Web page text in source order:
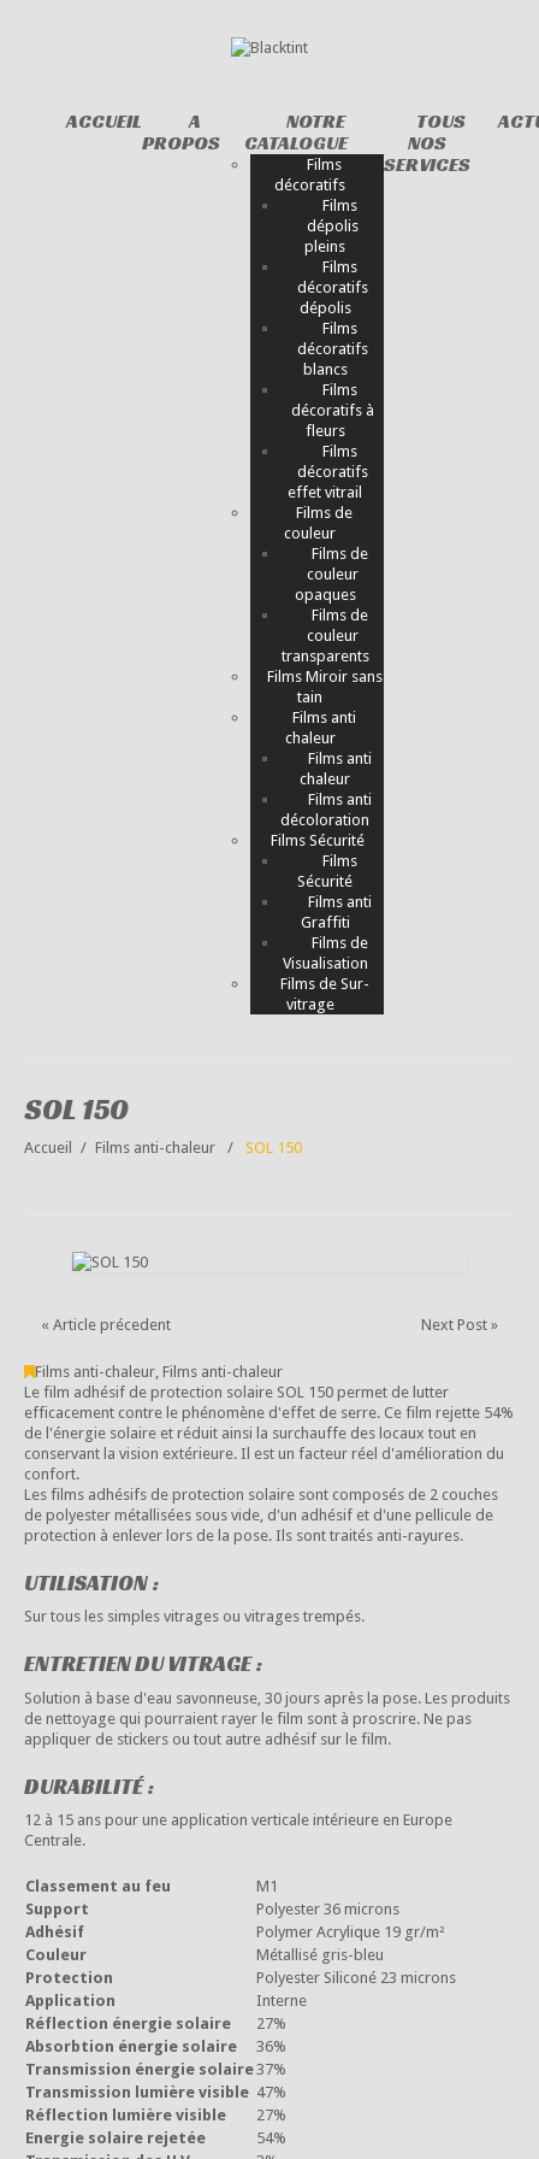
ACCUEIL
A
PROPOS
NOTRE
CATALOGUE
Films
décoratifs
Films
dépolis
pleins
Films
décoratifs
dépolis
Films
décoratifs
blancs
Films
décoratifs à
fleurs
Films
décoratifs
effet vitrail
Films de
couleur
Films de
couleur
opaques
Films de
couleur
transparents
Films Miroir sans
tain
Films anti
chaleur
Films anti
chaleur
Films anti
décoloration
Films Sécurité
Films
Sécurité
Films anti
Graffiti
Films de
Visualisation
Films de Sur-
vitrage
TOUS
NOS
SERVICES
SOL 150
Accueil Films anti-chaleur SOL 150
« Article précedent Next Post »
Films anti-chaleur Films anti-chaleur
Le film adhésif de protection solaire SOL 150 permet de lutter
efficacement contre le phénomène d'effet de serre. Ce film rejette 54%
de l'énergie solaire et réduit ainsi la surchauffe des locaux tout en
conservant la vision extérieure. Il est un facteur réel d'amélioration du
confort.
Les films adhésifs de protection solaire sont composés de 2 couches
de polyester métallisées sous vide, d'un adhésif et d'une pellicule de
protection à enlever lors de la pose. Ils sont traités anti-rayures.
UTILISATION :
Sur tous les simples vitrages ou vitrages trempés.
ENTRETIEN DU VITRAGE :
Solution à base d'eau savonneuse, 30 jours après la pose. Les produits
de nettoyage qui pourraient rayer le film sont à proscrire. Ne pas
appliquer de stickers ou tout autre adhésif sur le film.
DURABILITÉ :
12 à 15 ans pour une application verticale intérieure en Europe
Centrale.
Classement au feu
M1
Support
Polyester 36 microns
Adhésif
Polymer Acrylique 19 gr/m²
Couleur
Métallisé gris-bleu
Protection
Polyester Siliconé 23 microns
Application
Interne
Réflection énergie solaire
27%
Absorbtion énergie solaire
36%
Transmission énergie solaire37%
Transmission lumière visible 47%
Réflection lumière visible
27%
Energie solaire rejetée
54%